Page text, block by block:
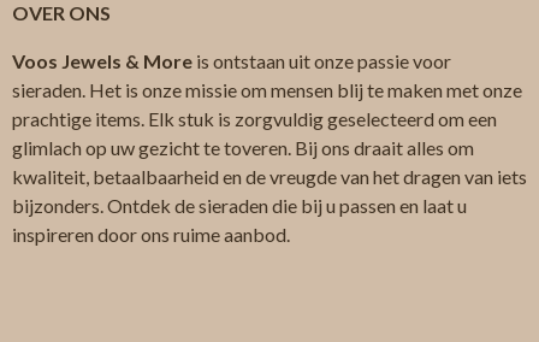
OVER ONS
Voos Jewels & More is ontstaan uit onze passie voor
sieraden. Het is onze missie om mensen blij te maken met onze
prachtige items. Elk stuk is zorgvuldig geselecteerd om een
glimlach op uw gezicht te toveren. Bij ons draait alles om
kwaliteit, betaalbaarheid en de vreugde van het dragen van iets
bijzonders. Ontdek de sieraden die bij u passen en laat u
inspireren door ons ruime aanbod.